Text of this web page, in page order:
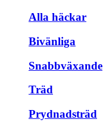
Alla häckar
Bivänliga
Snabbväxande
Träd
Prydnadsträd